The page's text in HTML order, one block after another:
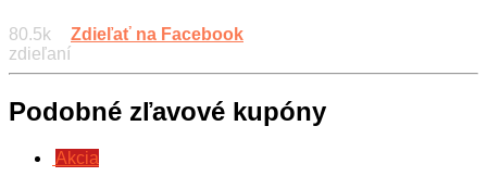
80.5k
zdieľaní
Zdieľať na Facebook
Podobné zľavové kupóny
Akcia